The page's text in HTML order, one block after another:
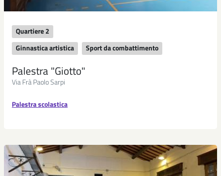
Quartiere 2
Ginnastica artistica
Sport da combattimento
Palestra "Giotto"
Via Frà Paolo Sarpi
Palestra scolastica